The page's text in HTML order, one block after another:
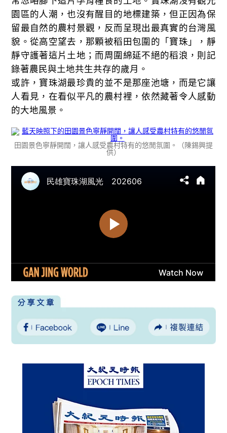
園區的人潮，也沒有醒目的地標建築，但正因為保
留最自然的農村景觀，反而呈現出最真實的台灣風
貌。從高空望去，那顆被稻田包圍的「寶珠」，靜
靜守護著這片土地；而周圍綿延不絕的稻浪，則記
錄著農民與土地共生共存的歲月。
或許，寶珠湖最珍貴的並不是那座池塘，而是它讓
人看見，在看似平凡的農村裡，依然藏著令人感動
的大地風景。
田園景色寧靜開闊，讓人感受農村特有的悠閒氛圍。（陳錫興提
供）